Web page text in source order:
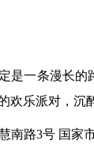
一条漫长的
乐派对，沉
南路3号 国家